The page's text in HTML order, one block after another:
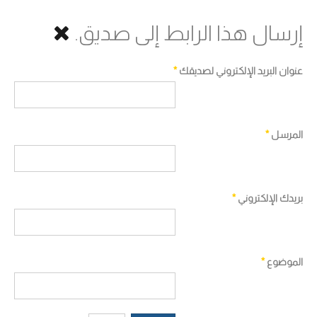
إرسال هذا الرابط إلى صديق.
عنوان البريد الإلكتروني لصديقك*
المرسل*
بريدك الإلكتروني*
الموضوع*